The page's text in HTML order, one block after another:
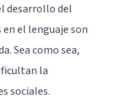
desarrollo del
el lenguaje son
Sea como sea,
la
sociales.